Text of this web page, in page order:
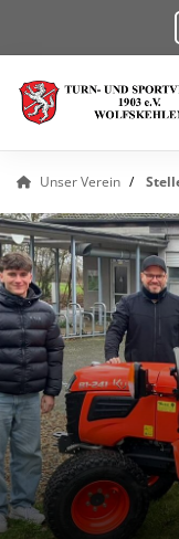
Unser Verein